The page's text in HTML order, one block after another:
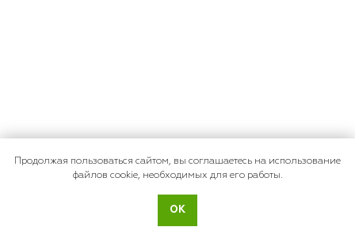
Продолжая пользоваться сайтом, вы соглашаетесь на использование
файлов cookie, необходимых для его работы.
ОК